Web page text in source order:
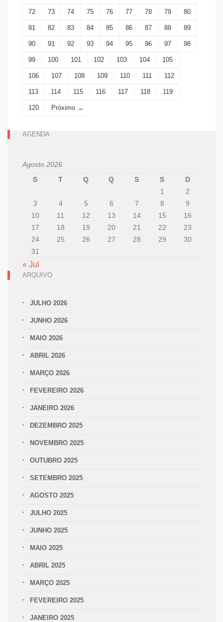
72 73 74 75 76 77 78 79 80
81 82 83 84 85 86 87 88 89
90 91 92 93 94 95 96 97 98
99 100 101 102 103 104 105
106 107 108 109 110 111 112
113 114 115 116 117 118 119
120 Próximo →
AGENDA
Agosto 2026
S
T Q Q S S
D
1
2
3
4 5 6 7 8
9
10
11 12 13 14 15
16
17
18 19 20 21 22
23
24
25 26 27 28 29
30
31
« Jul
ARQUIVO
JULHO 2026
JUNHO 2026
MAIO 2026
ABRIL 2026
MARÇO 2026
FEVEREIRO 2026
JANEIRO 2026
DEZEMBRO 2025
NOVEMBRO 2025
OUTUBRO 2025
SETEMBRO 2025
AGOSTO 2025
JULHO 2025
JUNHO 2025
MAIO 2025
ABRIL 2025
MARÇO 2025
FEVEREIRO 2025
JANEIRO 2025